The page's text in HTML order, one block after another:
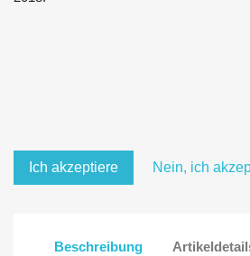
Ich akzeptiere Nein, ich
Beschreibung